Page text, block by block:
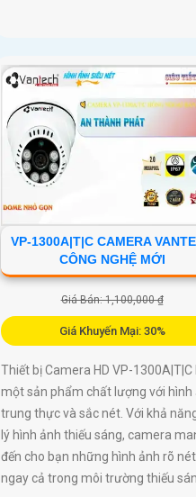
VP-1300A|T|C CAMERA
CÔNG NGHỆ MỚI
Giá Bán: 1,100,000 ₫
Giá Khuyến Mại: 30%
Thiết bị Camera HD VP-1300A|T|C
một sản phẩm chất lượng với hình
trung thực và sắc nét. Với khả
lý hình ảnh thiếu sáng, camera
đến cho bạn những hình ảnh rõ nét
ngay cả trong môi trường thiếu